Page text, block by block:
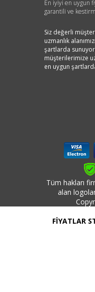
En iyiyi en uygun
garantili ve
Siz değerli
uzmanlık
şartlarda
müşterilerimize
en uygun
Tüm hakları
alan
FİYATLAR